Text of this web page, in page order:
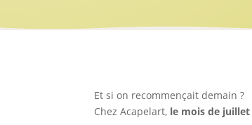
Et si on recommençait demain ?
Chez Acapelart, le mois de juillet